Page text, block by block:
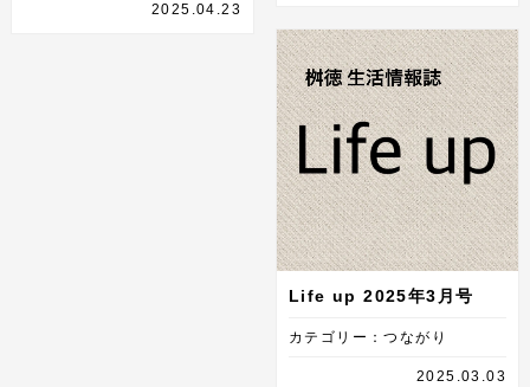
2025.04.23
Life up 2025年3月号
カテゴリー：つながり
2025.03.03